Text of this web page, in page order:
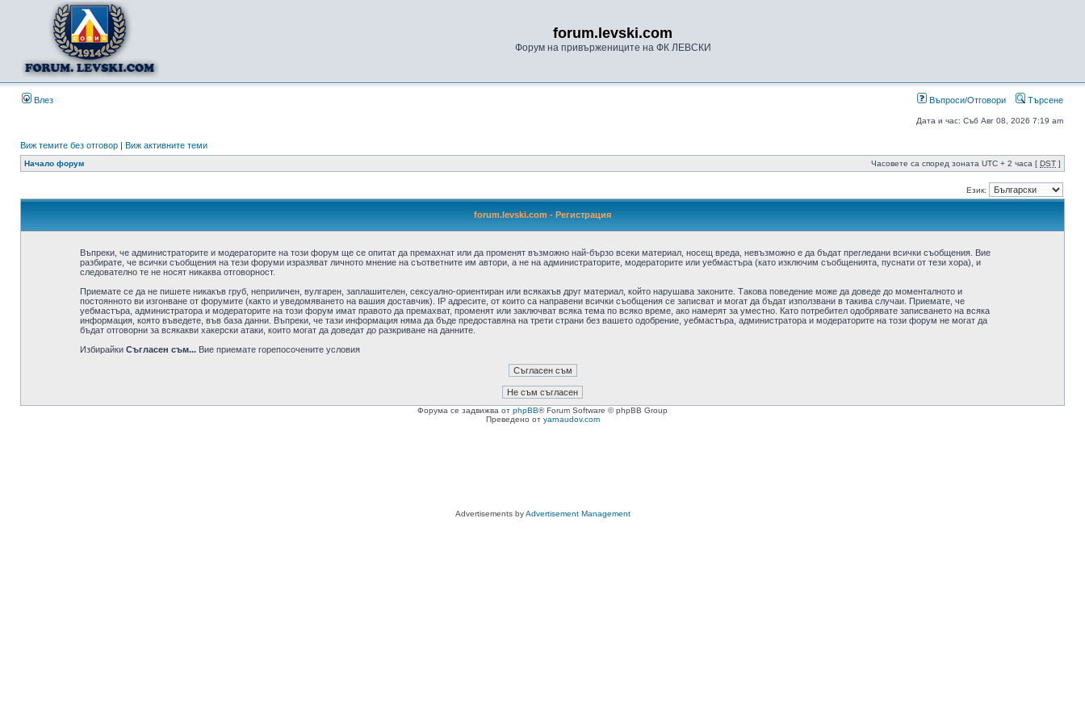
forum.levski.com
Форум на привържениците на ФК ЛЕВСКИ
Влез Въпроси/Отговори Търсене
Дата и час: Съб Авг 08, 2026 7:19 am
Виж темите без отговор | Виж активните теми
Начало форум Часовете са според зоната UTC + 2 часа [ DST ]
Език:
forum.levski.com - Регистрация
Въпреки, че администраторите и модераторите на този форум ще се опитат да премахнат или да променят възможно най-бързо всеки материал, носещ вреда, невъзможно е да бъдат прегледани всички съобщения. Вие
разбирате, че всички съобщения на тези форуми изразяват личното мнение на съответните им автори, а не на администраторите, модераторите или уебмастъра (като изключим съобщенията, пуснати от тези хора), и
следователно те не носят никаква отговорност.
Приемате се да не пишете никакъв груб, неприличен, вулгарен, заплашителен, сексуално-ориентиран или всякакъв друг материал, който нарушава законите. Такова поведение може да доведе до моменталното и
постоянното ви изгонване от форумите (както и уведомяването на вашия доставчик). IP адресите, от които са направени всички съобщения се записват и могат да бъдат използвани в такива случаи. Приемате, че
уебмастъра, администратора и модераторите на този форум имат правото да премахват, променят или заключват всяка тема по всяко време, ако намерят за уместно. Като потребител одобрявате записването на всяка
информация, която въведете, във база данни. Въпреки, че тази информация няма да бъде предоставяна на трети страни без вашето одобрение, уебмастъра, администратора и модераторите на този форум не могат да
бъдат отговорни за всякакви хакерски атаки, които могат да доведат до разкриване на данните.
Избирайки Съгласен съм...Вие приемате горепосочените условия
Форума се задвижва от phpBB® Forum Software © phpBB Group
Преведено от yarnaudov.com
Advertisements byAdvertisement Management